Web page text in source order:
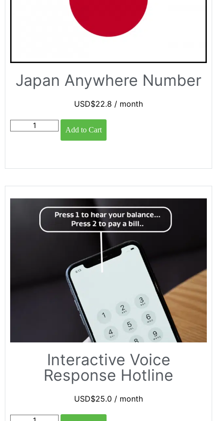
Japan Anywhere Number
USD$22.8 / month
Add to Cart
Interactive Voice
Response Hotline
USD$25.0 / month